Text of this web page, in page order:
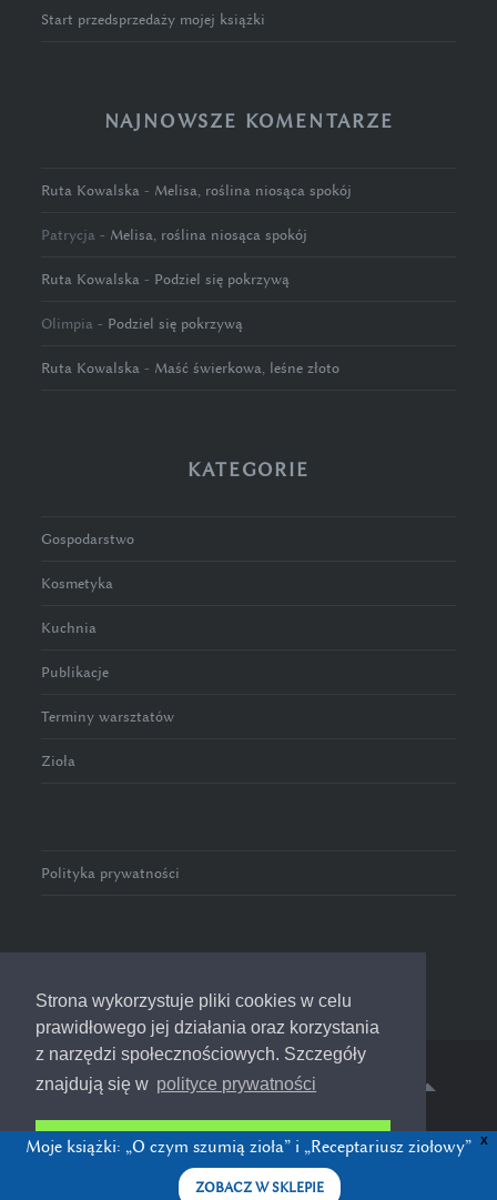
Strona wykorzystuje pliki cookies w celu
prawidłowego jej działania oraz korzystania
z narzędzi społecznościowych. Szczegóły
znajdują się w polityce prywatności
Rozumiem i akceptuję
Start przedsprzedaży mojej książki
NAJNOWSZE KOMENTARZE
Ruta Kowalska - Melisa, roślina niosąca spokój
Patrycja - Melisa, roślina niosąca spokój
Ruta Kowalska - Podziel się pokrzywą
Olimpia - Podziel się pokrzywą
Ruta Kowalska - Maść świerkowa, leśne złoto
KATEGORIE
Gospodarstwo
Kosmetyka
Kuchnia
Publikacje
Terminy warsztatów
Zioła
Polityka prywatności
© 2016-2023 Zioła w Pełni
X
Moje książki: „O czym szumią zioła” i „Receptariusz ziołowy”
ZOBACZ W SKLEPIE